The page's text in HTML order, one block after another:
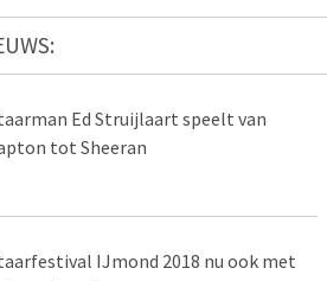
Ed Struijlaart speelt van
tot Sheeran
IJmond 2018 nu ook met